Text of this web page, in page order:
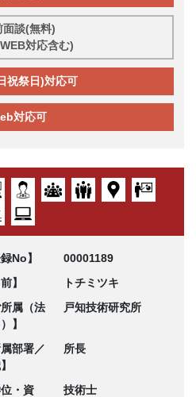
面談(無料)
対応含む)
祝祭日)対応可
対応可
録No】
00001189
】
トチミツキ
所属（法
】
戸知技術研究所
属部署／
所長
位・資
技術士